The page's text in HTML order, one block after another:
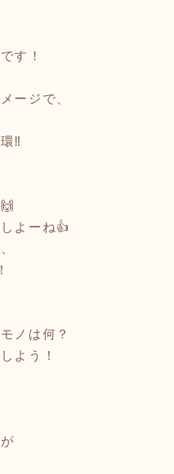
す！
ージで、
‼️
よーね👍
ノは何？
よう！